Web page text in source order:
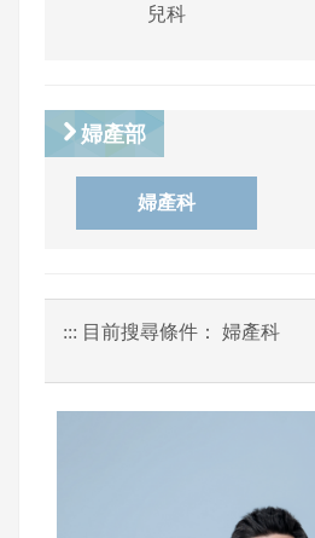
兒科
婦產部
婦產科
::: 目前搜尋條件： 婦產科